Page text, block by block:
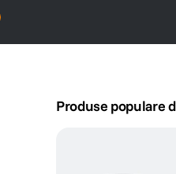
Produse populare